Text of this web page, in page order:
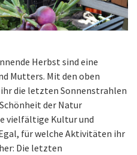
Herbst sind eine
Mutters. Mit den oben
die letzten Sonnenstrahlen
der Natur
vielfältige Kultur und
für welche Aktivitäten ihr
Die letzten